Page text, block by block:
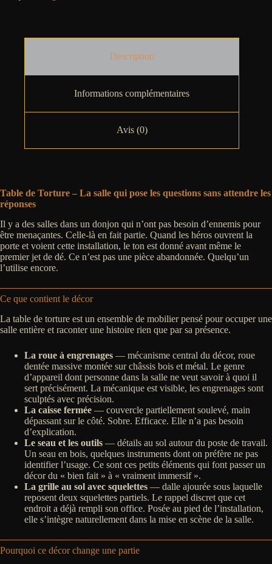
Description
Informations complémentaires
Avis (0)
Table de Torture – La salle qui pose les questions sans attendre les
réponses
Il y a des salles dans un donjon qui n’ont pas besoin d’ennemis pour
être menaçantes. Celle-là en fait partie. Quand les héros ouvrent la
porte et voient cette installation, le ton est donné avant même le
premier jet de dé. Ce n’est pas une pièce abandonnée. Quelqu’un
l’utilise encore.
Ce que contient le décor
La table de torture est un ensemble de mobilier pensé pour occuper une
salle entière et raconter une histoire rien que par sa présence.
La roue à engrenages — mécanisme central du décor, roue
dentée massive montée sur châssis bois et métal. Le genre
d’appareil dont personne dans la salle ne veut savoir à quoi il
sert précisément. La mécanique est visible, les engrenages sont
sculptés avec précision.
La caisse fermée — couvercle partiellement soulevé, main
dépassant sur le côté. Sobre. Efficace. Elle n’a pas besoin
d’explication.
Le seau et les outils — détails au sol autour du poste de travail.
Un seau en bois, quelques instruments dont on préfère ne pas
identifier l’usage. Ce sont ces petits éléments qui font passer un
décor du « bien fait » à « vraiment immersif ».
La grille au sol avec squelettes — dalle ajourée sous laquelle
reposent deux squelettes partiels. Le rappel discret que cet
endroit a déjà rempli son office. Posée au pied de l’installation,
elle s’intègre naturellement dans la mise en scène de la salle.
Pourquoi ce décor change une partie